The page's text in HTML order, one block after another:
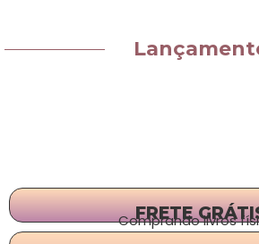
FRETE
Comprando livros